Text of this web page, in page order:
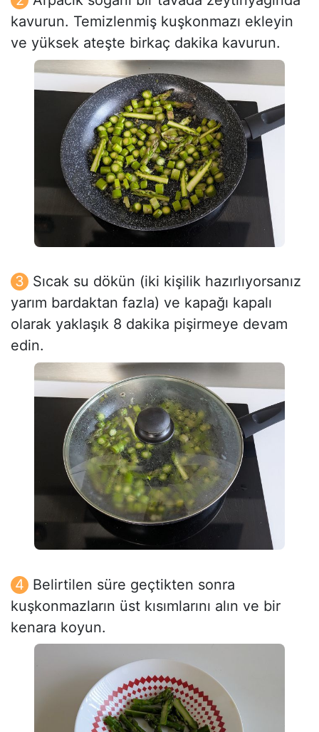
kavurun. Temizlenmiş kuşkonmazı ekleyin
ve yüksek ateşte birkaç dakika kavurun.
Sıcak su dökün (iki kişilik hazırlıyorsanız
yarım bardaktan fazla) ve kapağı kapalı
olarak yaklaşık 8 dakika pişirmeye devam
edin.
Belirtilen süre geçtikten sonra
kuşkonmazların üst kısımlarını alın ve bir
kenara koyun.